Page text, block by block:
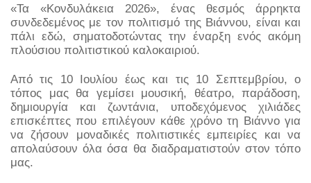
«Τα «Κονδυλάκεια 2026», ένας θεσμός άρρηκτα
συνδεδεμένος με τον πολιτισμό της Βιάννου, είναι και
πάλι εδώ, σηματοδοτώντας την έναρξη ενός ακόμη
πλούσιου πολιτιστικού καλοκαιριού.
Από τις 10 Ιουλίου έως και τις 10 Σεπτεμβρίου, ο
τόπος μας θα γεμίσει μουσική, θέατρο, παράδοση,
δημιουργία και ζωντάνια, υποδεχόμενος χιλιάδες
επισκέπτες που επιλέγουν κάθε χρόνο τη Βιάννο για
να ζήσουν μοναδικές πολιτιστικές εμπειρίες και να
απολαύσουν όλα όσα θα διαδραματιστούν στον τόπο
μας.